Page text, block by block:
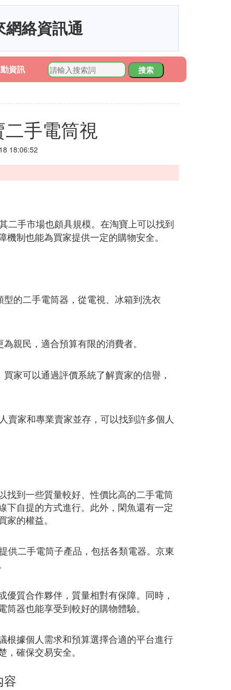
網絡資訊通
資訊
搜索
手電筒視
18:06:52
二手市場也頗具規模。在淘寶上可以找到
制也能為買家提供一定的購物安全。
的二手電筒器，從電視、冰箱到洗衣
親民，適合預算有限的消費者。
家可以通過評價系統了解賣家的信譽，
賣家和專業賣家並存，可以找到許多個人
找到一些質量較好、性價比高的二手電筒
下自提的方式進行。此外，閑魚還有一定
的權益。
供二手電筒子產品，包括各類電器。京東
優質合作夥伴，質量相對有保障。同時，
器也能享受到較好的購物體驗。
根據個人需求和預算選擇合適的平台進行
確保交易安全。
容